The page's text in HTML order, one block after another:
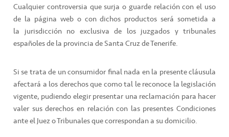
Cualquier controversia que surja o guarde relación con el uso
de la página web o con dichos productos será sometida a
la jurisdicción no exclusiva de los juzgados y tribunales
españoles de la provincia de Santa Cruz de Tenerife.
Si se trata de un consumidor final nada en la presente cláusula
afectará a los derechos que como tal le reconoce la legislación
vigente, pudiendo elegir presentar una reclamación para hacer
valer sus derechos en relación con las presentes Condiciones
ante el Juez o Tribunales que correspondan a su domicilio.